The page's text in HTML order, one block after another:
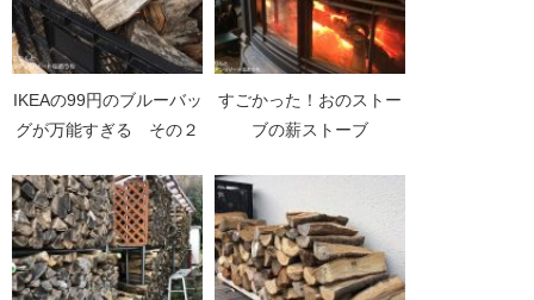
IKEAの99円のブルーバッ
グが万能すぎる その２
すごかった！おのストー
ブの薪ストーブ